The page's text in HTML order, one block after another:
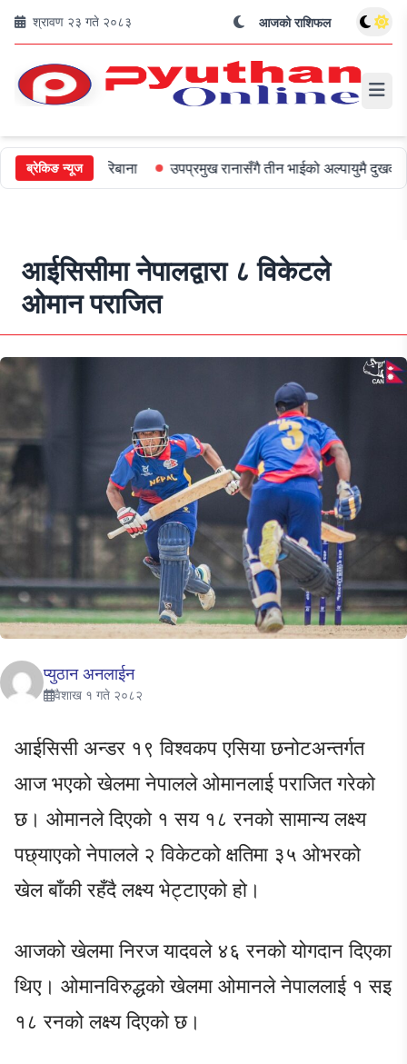
श्रावण २३ गते २०८३ आजको राशिफल
ब्रेकिङ न्यूज
जरिबाना उपप्रमुख रानासँगै तीन भाईको अल्पायुमै दुखद निधन
आईसिसीमा नेपालद्वारा ८ विकेटले
ओमान पराजित
प्युठान अनलाईन
वैशाख १ गते २०८२
आईसिसी अन्डर १९ विश्वकप एसिया छनोटअन्तर्गत
आज भएको खेलमा नेपालले ओमानलाई पराजित गरेको
छ। ओमानले दिएको १ सय १८ रनको सामान्य लक्ष्य
पछ्याएको नेपालले २ विकेटको क्षतिमा ३५ ओभरको
खेल बाँकी रहँदै लक्ष्य भेट्टाएको हो।
आजको खेलमा निरज यादवले ४६ रनको योगदान दिएका
थिए। ओमानविरुद्धको खेलमा ओमानले नेपाललाई १ सइ
१८ रनको लक्ष्य दिएको छ।